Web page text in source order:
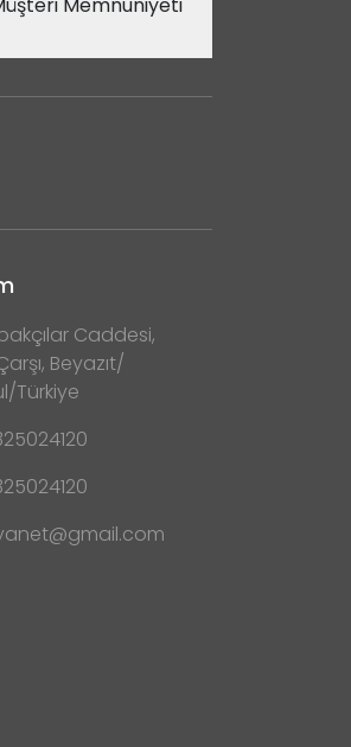
Memnuniyeti
Caddesi,
Beyazıt/
Türkiye